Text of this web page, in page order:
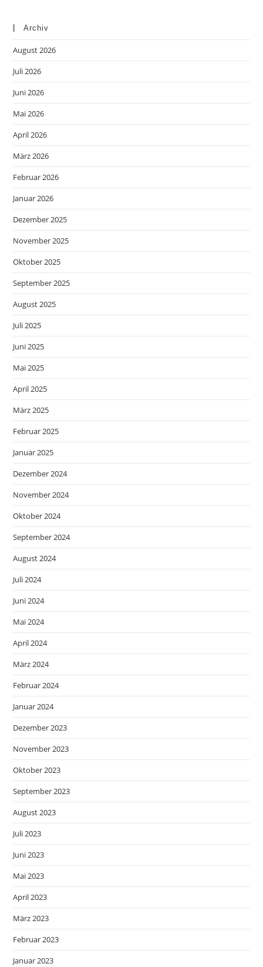
Archiv
August 2026
Juli 2026
Juni 2026
Mai 2026
April 2026
März 2026
Februar 2026
Januar 2026
Dezember 2025
November 2025
Oktober 2025
September 2025
August 2025
Juli 2025
Juni 2025
Mai 2025
April 2025
März 2025
Februar 2025
Januar 2025
Dezember 2024
November 2024
Oktober 2024
September 2024
August 2024
Juli 2024
Juni 2024
Mai 2024
April 2024
März 2024
Februar 2024
Januar 2024
Dezember 2023
November 2023
Oktober 2023
September 2023
August 2023
Juli 2023
Juni 2023
Mai 2023
April 2023
März 2023
Februar 2023
Januar 2023